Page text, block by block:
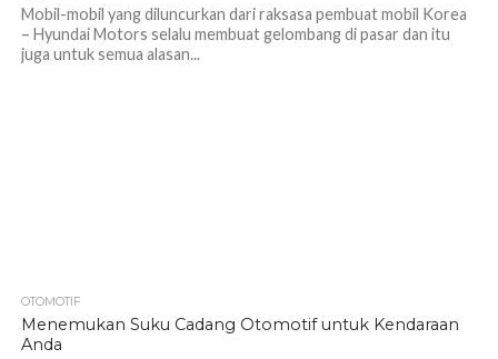
Mobil-mobil yang diluncurkan dari raksasa pembuat mobil Korea
– Hyundai Motors selalu membuat gelombang di pasar dan itu
juga untuk semua alasan...
OTOMOTIF
Menemukan Suku Cadang Otomotif untuk Kendaraan
Anda